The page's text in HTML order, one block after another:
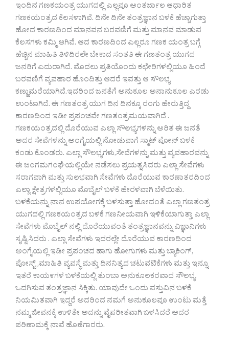
ಇಂದಿನ ಗಣಕಯಂತ್ರ ಯುಗದಲ್ಲಿ ಎಲ್ಲವೂ ಅಂತರ್ಜಾಲ ಆಧಾರಿತ
ಗಣಕಯಂತ್ರದ ಕೆಲಸಳಾಗಿವೆ. ದಿನೇ ದಿನೇ ತಂತ್ರಜ್ಞಾನ ಬಳಕೆ ಹೆಚ್ಚಾಗುತ್ತಾ
ಹೋದ ಕಾರಣದಿಂದ ಮಾನವನ ಬರವಣಿಗೆ ಮತ್ತು ಮಾನವ ಮಾಡುವ
ಕೆಲಸಗಳು ಕಮ್ಮಿ ಆಗಿವೆ. ಆದ ಕಾರಣದಿಂದ ಎಲ್ಲರೂ ಗಣಕ ಯಂತ್ರ ಬಗ್ಗೆ
ಹೆಚ್ಚಿನ ಮಾಹಿತಿ ತಿಳಿದಿರಲೇ ಬೇಕಾದ ಸಂತತಿ ಈ ಗಣತಂತ್ರ ಯುಗದ
ಜನರಿಗೆ ಎದುರಾಗಿದೆ. ಮೊದಲು ಪ್ರತಿಯೊಂದು ಕಛೇರಿಗಳಲ್ಲಿಯೂ ಹಿಂದೆ
ಬರವಣಿಗೆ ವ್ಯವಹಾರ ಹೊಂದಿತ್ತು ಆದರೆ ಇವತ್ತು ಆ ಸೌಲಭ್ಯ
ಕಣ್ಣುಮರೆಯಾಗಿದೆ.ಇದರಿಂದ ಜನತೆಗೆ ಅನುಕೂಲ ಅನಾನುಕೂಲ ಎರಡು
ಉಂಟಾಗಿದೆ. ಈ ಗಣತಂತ್ರ ಯುಗ ದಿನ ದಿನಕ್ಕೂ ರಂಗು ಹೇರುತ್ತಿದ್ದ
ಕಾರಣದಿಂದ ಇಡೀ ಪ್ರಪಂಚವೇ ಗಣತಂತ್ರಮಯವಾಗಿದೆ .
ಗಣಕಯಂತ್ರದಲ್ಲಿ ದೊರೆಯುವ ಎಲ್ಲಾ ಸೌಲಭ್ಯಗಳನ್ನು ಅರಿತ ಈ ಜನತೆ
ಅದರ ಸೇವೆಗಳನ್ನು ಅಂಗೈಯಲ್ಲಿ ನೋಡುವಾಗೆ ಸ್ಮಾಟ್ ಪೋನ್ ಬಳಕೆ
ಕಂಡು ಕೊಂಡರು. ಎಲ್ಲಾ ಸೌಲಭ್ಯಗಳು,ಸೇವೆಗಳನ್ನು ಮತ್ತು ವ್ಯವಹಾರವನ್ನು
ಈ ಜಂಗಮಗಂಘೆಯಲ್ಲಿಯೇ ನಡೆಸಲು ಪ್ರಯತ್ನಸಿದರು ಎಲ್ಲಾ ಸೇವೆಗಳು
ಸರಾಗವಾಗಿ ಮತ್ತು ಸುಲಭವಾಗಿ ಸೇವೆಗಳು ದೊರೆಯುವ ಕಾರಣಾತರದಿಂದ
ಎಲ್ಲಾ ಕ್ಷೇತ್ರಗಳಲ್ಲಿಯೂ ಮೊಬೈಲ್ ಬಳಕೆ ಹೇರಳವಾಗಿ ಬೆಳೆಯಿತು.
ಬಳಕೆಯನ್ನು ನಾನ ಉಪಯೋಗಕ್ಕೆ ಬಳಸುತ್ತಾ ಹೋದಂತೆ ಎಲ್ಲಾ ಗಣತಂತ್ರ
ಯುಗದಲ್ಲಿ ಗಣಕಯಂತ್ರದ ಬಳಕೆ ಗಣನೀಯವಾಗಿ ಇಳಿಕೆಯಾಗುತ್ತಾ ಎಲ್ಲಾ
ಸೇವೆಗಳು ಮೊಬೈಲ್ ನಲ್ಲಿ ದೊರೆಯುವಂತೆ ತಂತ್ರಜ್ಞಾನವನ್ನು ವಿಜ್ಞಾನಿಗಳು
ಸೃಷ್ಟಿಸಿದರು . ಎಲ್ಲಾ ಸೇವೆಗಳು ಇದರಲ್ಲೇ ದೊರೆಯುವ ಕಾರಣದಿಂದ
ಅಂಗೈಯಲ್ಲಿ ಇಡೀ ಪ್ರಪಂಚದ ಹಾಗು ಹೋಗುಗಳು ಮತ್ತು ಬ್ಯಾಕಿಂಗ್,
ಪೋಸ್ಟ್ ,ಮಾಹಿತಿ ವ್ಯವಸ್ಥೆ ಮತ್ತು ದಿನನಿತ್ಯದ ಚಟುವಟಿಕೆಗಳು ಮತ್ತು ಇನ್ನೂ
ಇತರೆ ಕಾಯ೯ಗಳ ಬಳಕೆಯಲ್ಲಿ ತುಂಬಾ ಅನುಕೂಲಕರವಾದ ಸೌಲಭ್ಯ
ಒದಗಿಸುವ ತಂತ್ರಜ್ಞಾನ ಸಿಕ್ಕಿತು. ಯಾವುದೇ ಒಂದು ವಸ್ತುವಿನ ಬಳಕೆ
ನಿಯಮಿತವಾಗಿ ಇದ್ದರೆ ಅದರಿಂದ ನಮಗೆ ಅನುಕೂಲವೂ ಉಂಟು ಮತ್ತೆ
ನಮ್ಮ ಜೀವನಕ್ಕೆ ಉಳಿತೇ ಅದನ್ನು ವೈಪರೀತವಾಗಿ ಬಳಸಿದರೆ ಅದರ
ಪರಿಣಾಮಕ್ಕೆ ನಾವೆ ಹೊಣೆಗಾರರು.